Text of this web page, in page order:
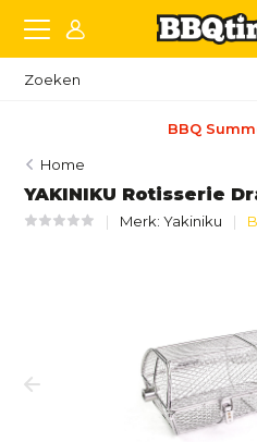
BBQ
Home
YAKINIKU Rotisserie
Merk:Yakiniku